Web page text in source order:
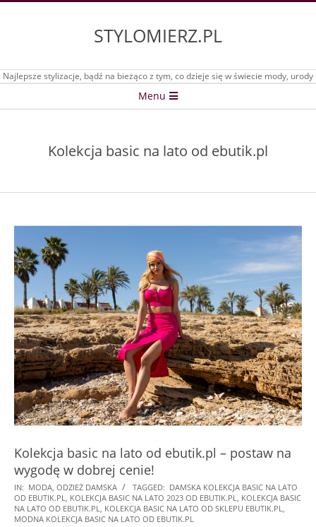
STYLOMIERZ.PL
Najlepsze stylizacje, bądź na bieżąco z tym, co dzieje się w świecie mody, urody
Menu
Kolekcja basic na lato od ebutik.pl
Kolekcja basic na lato od ebutik.pl – postaw na
wygodę w dobrej cenie!
2023-
06-
28
IN: MODA ODZIEŻ DAMSKA TAGGED: DAMSKA KOLEKCJA BASIC NA LATO
OD EBUTIK.PL
KOLEKCJA BASIC NA LATO 2023 OD EBUTIK.PL
KOLEKCJA BASIC
NA LATO OD EBUTIK.PL
KOLEKCJA BASIC NA LATO OD SKLEPU EBUTIK.PL
MODNA KOLEKCJA BASIC NA LATO OD EBUTIK.PL